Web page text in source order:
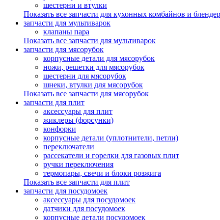
шестерни и втулки
Показать все запчасти для кухонных комбайнов и
запчасти для мультиварок
клапаны пара
Показать все запчасти для мультиварок
запчасти для мясорубок
корпусные детали для мясорубок
ножи, решетки для мясорубок
шестерни для мясорубок
шнеки, втулки для мясорубок
Показать все запчасти для мясорубок
запчасти для плит
аксессуары для плит
жиклеры (форсунки)
конфорки
корпусные детали (уплотнители, петли)
переключатели
рассекатели и горелки для газовых плит
ручки переключения
термопары, свечи и блоки розжига
Показать все запчасти для плит
запчасти для посудомоек
аксессуары для посудомоек
датчики для посудомоек
корпусные детали посудомоек